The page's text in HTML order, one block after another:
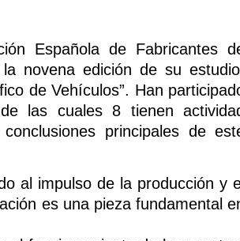
Española de Fabricantes
novena edición de su
de Vehículos”. Han
las cuales 8 tienen
principales de
al impulso de la producción y
es una pieza fundamental